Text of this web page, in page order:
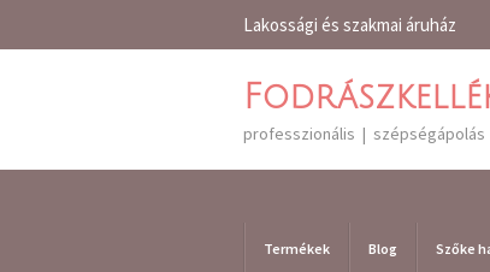
Lakossági és szakmai áruház
professzionális |
Termékek Blog Szőke